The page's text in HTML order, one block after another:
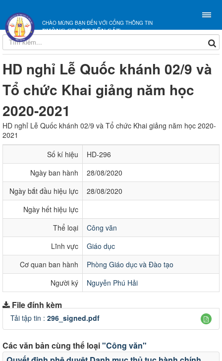
CHÀO MỪNG BẠN ĐẾN VỚI CỔNG THÔNG TIN
PHÒNG GD&ĐT BẾN CÁT
HD nghỉ Lễ Quốc khánh 02/9 và
Tổ chức Khai giảng năm học
2020-2021
HD nghỉ Lễ Quốc khánh 02/9 và Tổ chức Khai giảng năm học 2020-
2021
Số kí hiệu
HD-296
Ngày ban hành
28/08/2020
Ngày bắt đầu hiệu lực
28/08/2020
Ngày hết hiệu lực
Thể loại
Công văn
Lĩnh vực
Giáo dục
Cơ quan ban hành
Phòng Giáo dục và Đào tạo
Người ký
Nguyễn Phú Hải
File đính kèm
Tải tập tin : 296_signed.pdf
Các văn bản cùng thể loại"Công văn"